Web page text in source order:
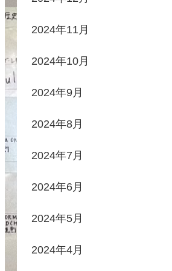
2024年11月
2024年10月
2024年9月
2024年8月
2024年7月
2024年6月
2024年5月
2024年4月